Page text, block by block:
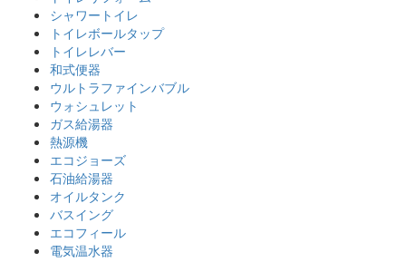
シャワートイレ
トイレボールタップ
トイレレバー
和式便器
ウルトラファインバブル
ウォシュレット
ガス給湯器
熱源機
エコジョーズ
石油給湯器
オイルタンク
バスイング
エコフィール
電気温水器